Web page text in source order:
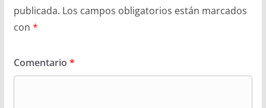
publicada. Los campos obligatorios están marcados
con *
Comentario *